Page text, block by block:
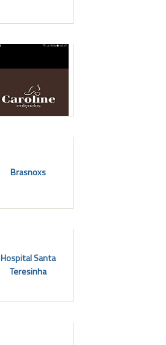
Brasnoxs
Hospital Santa
Teresinha